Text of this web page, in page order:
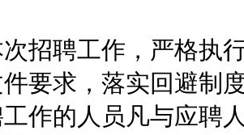
聘工作，严格执行
要求，落实回避制
作的人员凡与应聘